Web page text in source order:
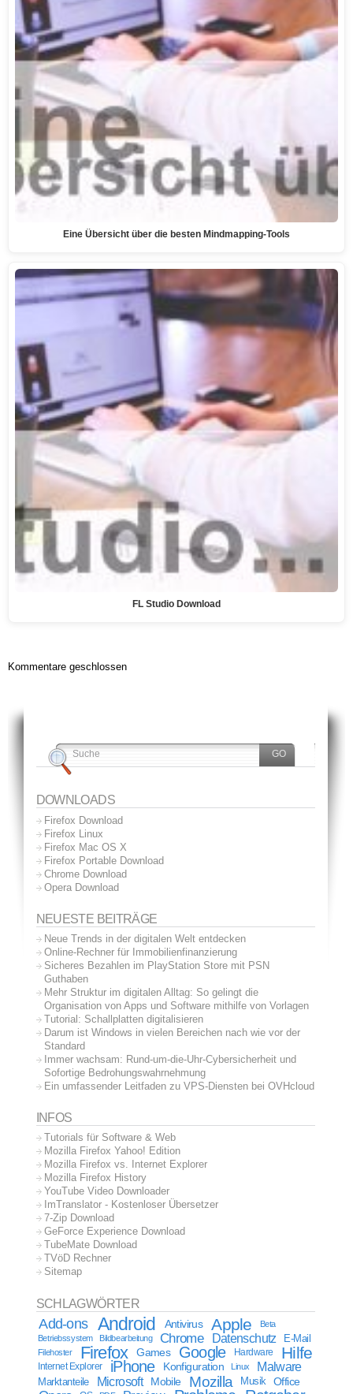
Eine Übersicht über die besten Mindmapping-Tools
FL Studio Download
Kommentare geschlossen
DOWNLOADS
Firefox Download
Firefox Linux
Firefox Mac OS X
Firefox Portable Download
Chrome Download
Opera Download
NEUESTE BEITRÄGE
Neue Trends in der digitalen Welt entdecken
Online-Rechner für Immobilienfinanzierung
Sicheres Bezahlen im PlayStation Store mit PSN
Guthaben
Mehr Struktur im digitalen Alltag: So gelingt die
Organisation von Apps und Software mithilfe von Vorlagen
Tutorial: Schallplatten digitalisieren
Darum ist Windows in vielen Bereichen nach wie vor der
Standard
Immer wachsam: Rund-um-die-Uhr-Cybersicherheit und
Sofortige Bedrohungswahrnehmung
Ein umfassender Leitfaden zu VPS-Diensten bei OVHcloud
INFOS
Tutorials für Software & Web
Mozilla Firefox Yahoo! Edition
Mozilla Firefox vs. Internet Explorer
Mozilla Firefox History
YouTube Video Downloader
ImTranslator - Kostenloser Übersetzer
7-Zip Download
GeForce Experience Download
TubeMate Download
TVöD Rechner
Sitemap
SCHLAGWÖRTER
Add-ons Android Antivirus Apple
Beta
Betriebssystem
Bildbearbeitung Chrome Datenschutz E-Mail
Filehoster Firefox Games Google Hardware Hilfe
Internet Explorer iPhone Konfiguration Linux Malware
Marktanteile Microsoft Mobile Mozilla Musik Office